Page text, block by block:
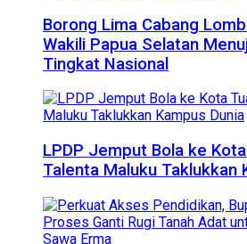
Borong Lima Cabang
Wakili Papua Selatan
Tingkat Nasional
LPDP Jemput Bola ke
Talenta Maluku Taklukkan